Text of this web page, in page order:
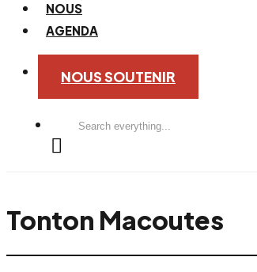
NOUS
AGENDA
NOUS SOUTENIR
Search
Tonton Macoutes